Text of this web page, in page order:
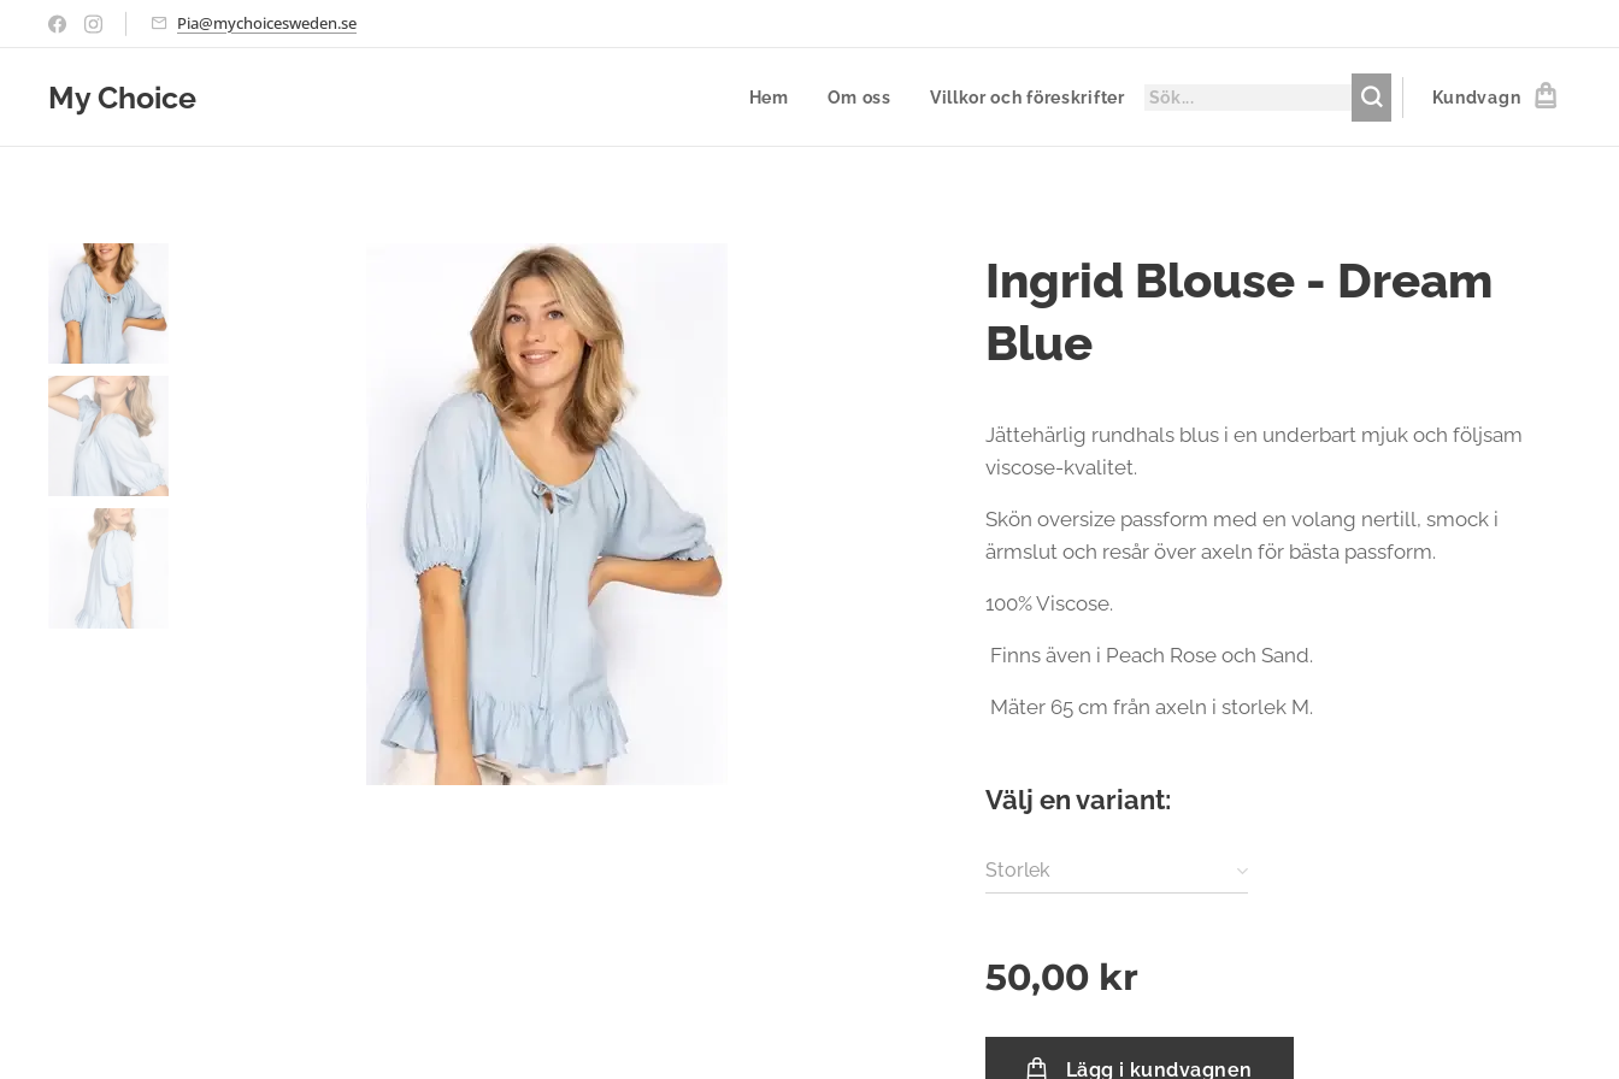
Pia@mychoicesweden.se
My Choice Hem Om oss Villkor och föreskrifter Kundvagn
Ingrid Blouse - Dream
Blue
Jättehärlig rundhals blus i en underbart mjuk och följsam
viscose-kvalitet.
Skön oversize passform med en volang nertill, smock i
ärmslut och resår över axeln för bästa passform.
100% Viscose.
Finns även i Peach Rose och Sand.
Mäter 65 cm från axeln i storlek M.
Välj en variant:
Storlek
50,00 kr
Lägg i kundvagnen